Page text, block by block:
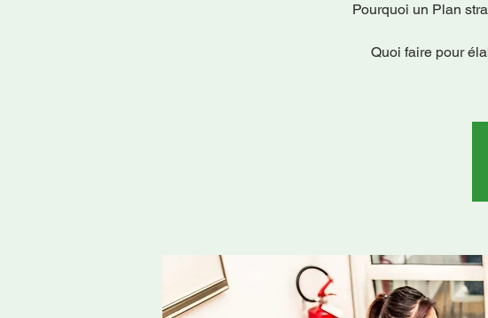
Pourquoi un Plan
Quoi faire pour